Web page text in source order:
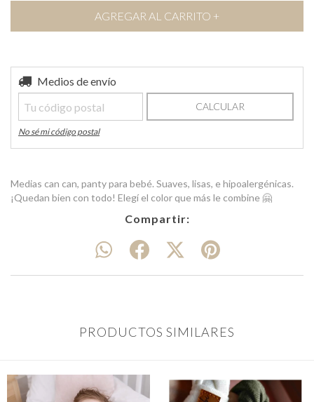
Entregas para el CP:
Medios de envío
CALCULAR
No sé mi código postal
Medias can can, panty para bebé. Suaves, lisas, e hipoalergénicas.
¡Quedan bien con todo! Elegí el color que más le combine 🤗
Compartir:
PRODUCTOS SIMILARES